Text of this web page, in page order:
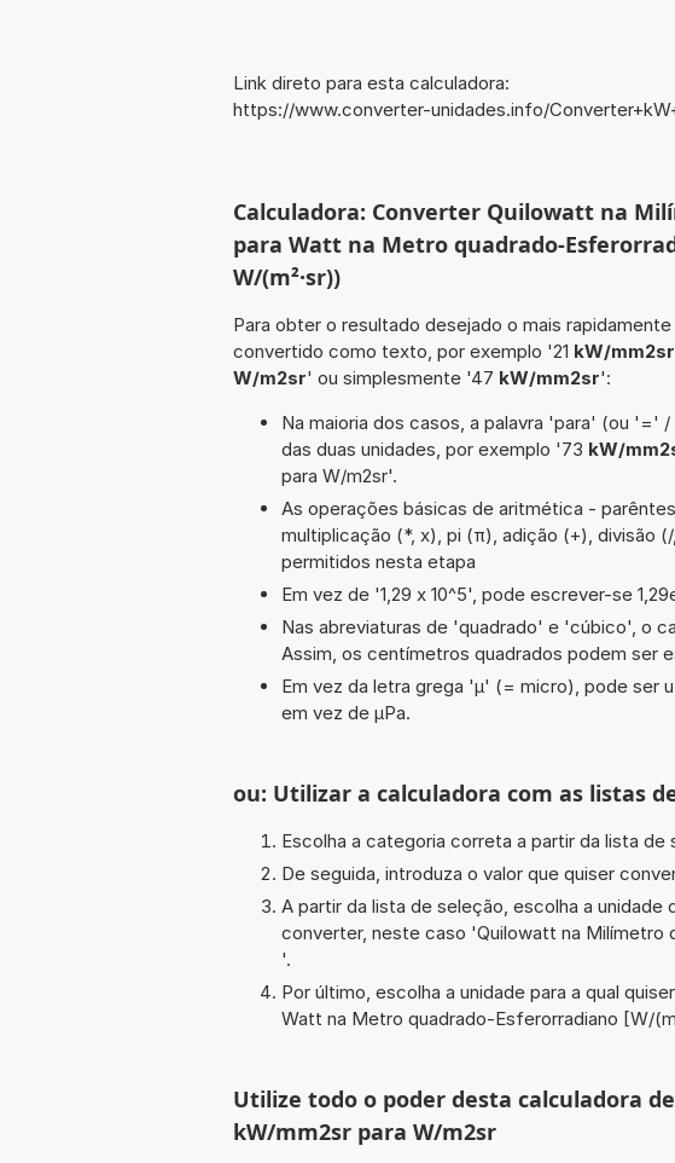
Link direto para esta calculadora:
https://www.converter-unidades.info/
Calculadora: Converter Quilowatt na
para Watt na Metro quadrado-
W/(m²·sr))
Para obter o resultado desejado o mais
convertido como texto, por exemplo '21 kW/
W/m2sr' ou simplesmente '47 kW/mm2sr':
Na maioria dos casos, a palavra 'para' (ou '='
das duas unidades, por exemplo '73 kW/
para W/m2sr'.
As operações básicas de aritmética -
multiplicação (*, x), pi (π), adição (+), divisão
permitidos nesta etapa
Em vez de '1,29 x 10^5', pode escrever-se
Nas abreviaturas de 'quadrado' e 'cúbico', o
Assim, os centímetros quadrados podem ser
Em vez da letra grega 'µ' (= micro), pode ser
em vez de µPa.
ou: Utilizar a calculadora com as listas
Escolha a categoria correta a partir da lista
De seguida, introduza o valor que quiser
A partir da lista de seleção, escolha a
converter, neste caso 'Quilowatt na Milímetro
'.
Por último, escolha a unidade para a qual
Watt na Metro quadrado-Esferorradiano [W/
Utilize todo o poder desta calculadora
kW/mm2sr para W/m2sr